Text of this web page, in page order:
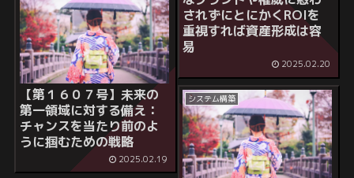
されずにとにかくROIを
重視すれば資産形成は容
易
2025.02.20
【第１６０７号】未来の
第一領域に対する備え：
チャンスを当たり前のよ
うに掴むための戦略
2025.02.19
システム構築